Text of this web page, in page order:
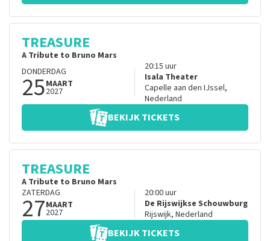
TREASURE
A Tribute to Bruno Mars
DONDERDAG
25MAART
2027
20:15 uur
Isala Theater
Capelle aan den IJssel,
Nederland
BEKIJK TICKETS
TREASURE
A Tribute to Bruno Mars
ZATERDAG
27MAART
2027
20:00uur
De Rijswijkse Schouwburg
Rijswijk, Nederland
BEKIJK TICKETS